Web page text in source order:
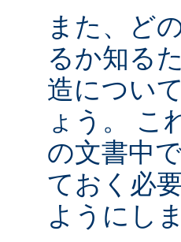
また、ど
るか知る
造につい
ょう。 こ
の文書中
ておく必
ようにし